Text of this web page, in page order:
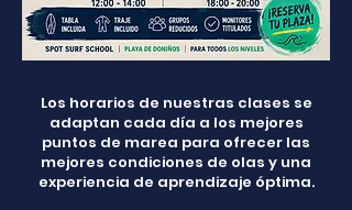
Los horarios de nuestras clases se
adaptan cada día a los mejores
puntos de marea para ofrecer las
mejores condiciones de olas y una
experiencia de aprendizaje óptima.